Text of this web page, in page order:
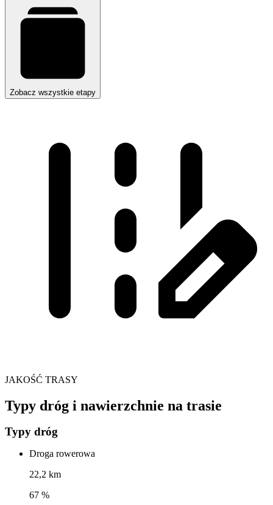
Zobacz wszystkie etapy
JAKOŚĆ TRASY
Typy dróg i nawierzchnie na trasie
Typy dróg
Droga rowerowa
22,2 km
67 %